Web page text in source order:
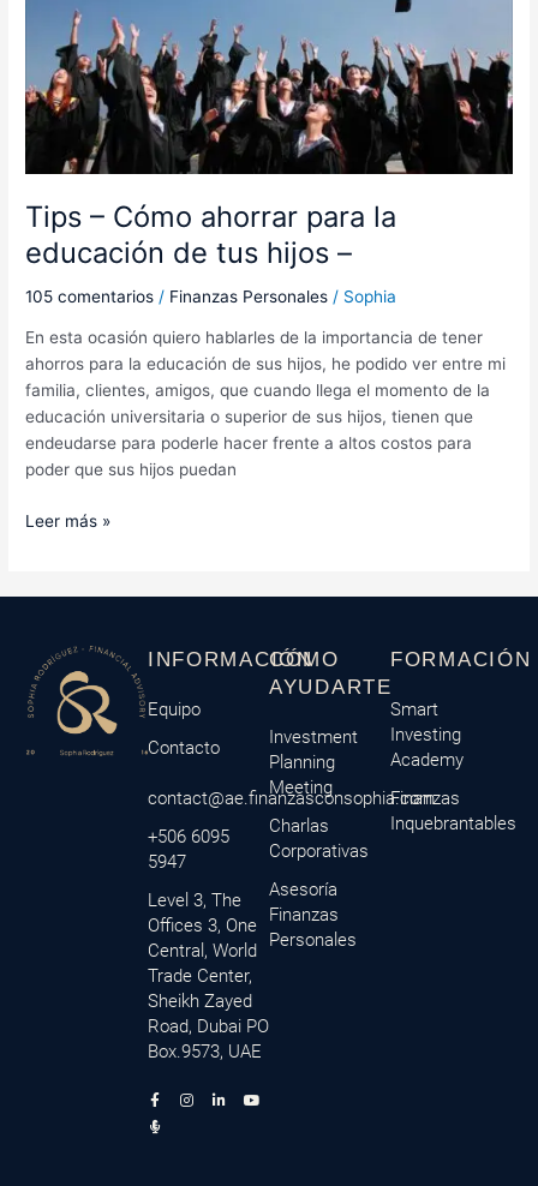
Tips – Cómo ahorrar para la
educación de tus hijos –
105 comentarios / Finanzas Personales / Sophia
En esta ocasión quiero hablarles de la importancia de tener
ahorros para la educación de sus hijos, he podido ver entre mi
familia, clientes, amigos, que cuando llega el momento de la
educación universitaria o superior de sus hijos, tienen que
endeudarse para poderle hacer frente a altos costos para
poder que sus hijos puedan
educación
hijos
–
Leer más »
INFORMACIÓN
Equipo
Contacto
contact@ae.finanzasconsophia.com
+506 6095
5947
Level 3, The
Offices 3, One
Central, World
Trade Center,
Sheikh Zayed
Road, Dubai PO
Box.9573, UAE
F
a
c
e
I
n
L
i
Y
o
M
i
c
r
CÓMO
AYUDARTE
Investment
Planning
Meeting
Charlas
Corporativas
Asesoría
Finanzas
Personales
FORMACIÓN
Smart
Investing
Academy
Finanzas
Inquebrantables